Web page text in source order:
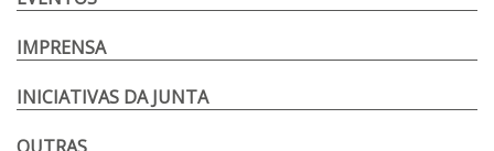
IMPRENSA
INICIATIVAS DA JUNTA